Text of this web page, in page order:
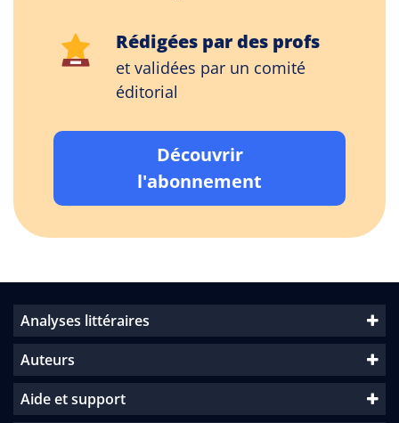
Rédigées par des profs
et validées par un comité
éditorial
Découvrir
l'abonnement
Analyses littéraires
Auteurs
Aide et support